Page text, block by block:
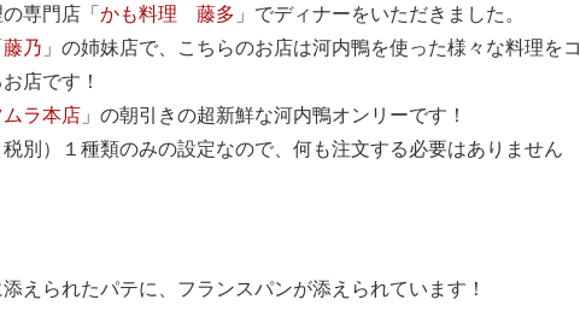
専門店「 かも料理 藤多 」でディナーをいただきました。
藤乃 」の姉妹店で、こちらのお店は河内鴨を使った様々な料理をコ
店です！
ムラ本店 」の朝引きの超新鮮な河内鴨オンリーです！
税別）１種類のみの設定なので、何も注文する必要はありません
えられたパテに、フランスパンが添えられています！